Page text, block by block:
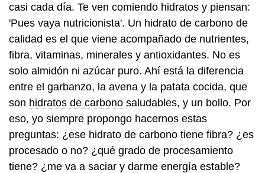
casi cada día. Te ven comiendo hidratos y piensan:
'Pues vaya nutricionista'. Un hidrato de carbono de
calidad es el que viene acompañado de nutrientes,
fibra, vitaminas, minerales y antioxidantes. No es
solo almidón ni azúcar puro. Ahí está la diferencia
entre el garbanzo, la avena y la patata cocida, que
son hidratos de carbono saludables, y un bollo. Por
eso, yo siempre propongo hacernos estas
preguntas: ¿ese hidrato de carbono tiene fibra? ¿es
procesado o no? ¿qué grado de procesamiento
tiene? ¿me va a saciar y darme energía estable?